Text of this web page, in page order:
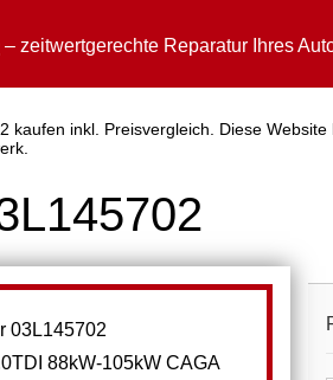
– zeitwertgerechte Reparatur Ihres
kaufen inkl. Preisvergleich. Diese
88kW-105kW CAGA